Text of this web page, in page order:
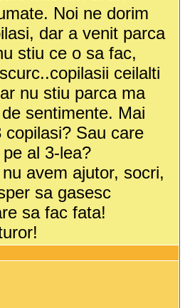
Noi ne dorim
dar a venit parca
stiu ce o sa fac,
ceilalti
nu stiu parca ma
sentimente. Mai
Sau care
al 3-lea?
avem ajutor, socri,
sa gasesc
sa fac fata!